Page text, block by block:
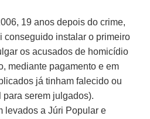
19 anos depois do crime,
conseguido instalar o primeiro
os acusados de homicídio
mediante pagamento e em
já tinham falecido ou
serem julgados).
levados a Júri Popular e